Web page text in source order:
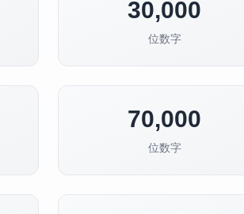
30,000
位数字
70,000
位数字